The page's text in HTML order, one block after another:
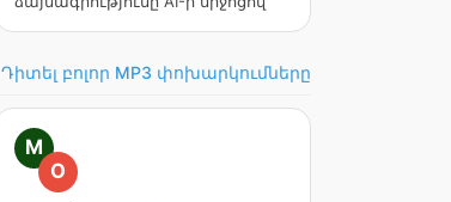
Դիտել բոլոր MP3 փոխարկումները
M
O